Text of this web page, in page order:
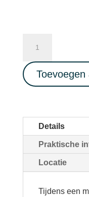
05/07/2023
aantal
Toevoegen
Details
Praktische
Locatie
Tijdens een